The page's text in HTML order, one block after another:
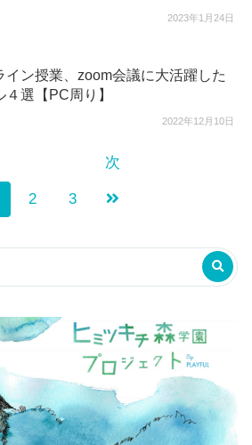
2023年1月24日
2022年12月10日
イン授業、zoom会議に大活躍した
４選【PC周り】
2 3
次